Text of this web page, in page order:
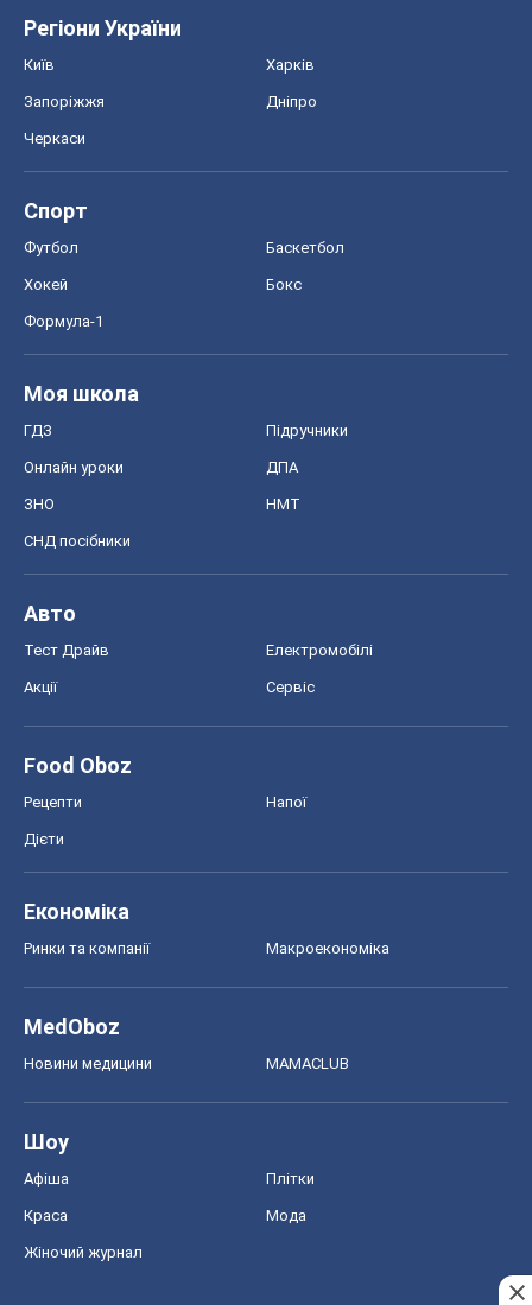
Регіони України
Київ Харків
Запоріжжя Дніпро
Черкаси
Спорт
Футбол Баскетбол
Хокей Бокс
Формула-1
Моя школа
ГДЗ Підручники
Онлайн уроки ДПА
ЗНО НМТ
СНД посібники
Авто
Тест Драйв Електромобілі
Акції Сервіс
Food Oboz
Рецепти Напої
Дієти
Економіка
Ринки та компанії Макроекономіка
MedOboz
Новини медицини MAMACLUB
Шоу
Афіша Плітки
Краса Мода
Жіночий журнал